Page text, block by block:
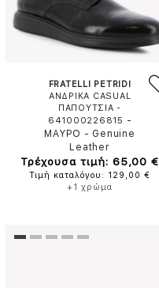
FRATELLI PETRIDI
ΑΝΔΡΙΚΑ CASUAL
ΠΑΠΟΥΤΣΙΑ -
641000226815 -
ΜΑΥΡΟ - Genuine
Leather
Τρέχουσα τιμή: 65,00 €
Τιμή καταλόγου: 129,00 €
+1 χρώμα